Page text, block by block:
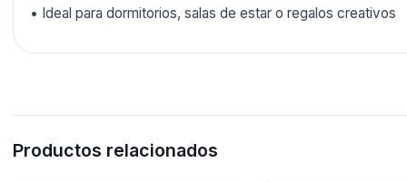
• Ideal para dormitorios, salas de estar o regalos creativos
Productos relacionados